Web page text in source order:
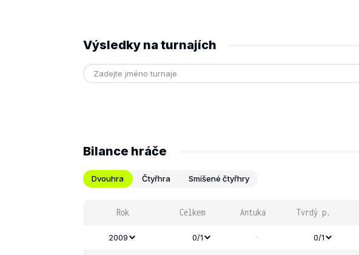
Výsledky na turnajích
Bilance hráče
Dvouhra Čtyřhra Smíšené čtyřhry
Rok Celkem Antuka Tvrdý p.
2009 0/1 - 0/1